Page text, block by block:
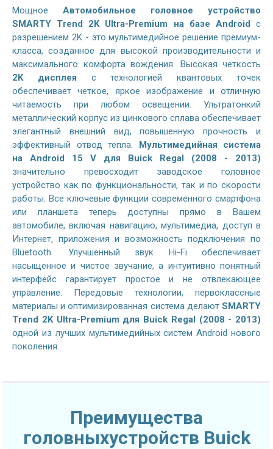
Мощное Автомобильное головное устройство
SMARTY Trend 2K Ultra-Premium на базе Android с
разрешением 2K - это мультимедийное решение премиум-
класса, созданное для высокой производительности и
максимального комфорта вождения. Высокая четкость
2K дисплея с технологией квантовых точек
обеспечивает четкое, яркое изображение и отличную
читаемость при любом освещении. Ультратонкий
металлический корпус из цинкового сплава обеспечивает
элегантный внешний вид, повышенную прочность и
эффективный отвод тепла. Мультимедийная система
на Android 15 V для Buick Regal (2008 - 2013)
значительно превосходит заводское головное
устройство как по функциональности, так и по скорости
работы. Все ключевые функции современного смартфона
или планшета теперь доступны прямо в Вашем
автомобиле, включая навигацию, мультимедиа, доступ в
Интернет, приложения и возможность подключения по
Bluetooth. Улучшенный звук Hi-Fi обеспечивает
насыщенное и чистое звучание, а интуитивно понятный
интерфейс гарантирует простое и не отвлекающее
управление. Передовые технологии, первоклассные
материалы и оптимизированная система делают SMARTY
Trend 2K Ultra-Premium для Buick Regal (2008 - 2013)
одной из лучших мультимедийных систем Android нового
поколения.
Преимущества
головныхустройств Buick